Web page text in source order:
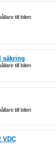
till bilen
säkring
till bilen
till bilen
VDC